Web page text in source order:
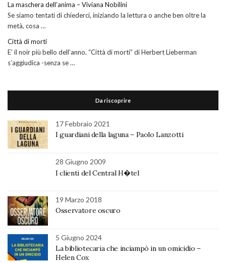
La maschera dell’anima – Viviana Nobilini
Se siamo tentati di chiederci, iniziando la lettura o anche ben oltre la
metà, cosa …
Città di morti
E’ il noir più bello dell’anno. “Città di morti” di Herbert Lieberman
s’aggiudica -senza se …
Da riscoprire
17 Febbraio 2021
I guardiani della laguna – Paolo Lanzotti
28 Giugno 2009
I clienti del Central H�tel
19 Marzo 2018
Osservatore oscuro
5 Giugno 2024
La bibliotecaria che inciampò in un omicidio –
Helen Cox